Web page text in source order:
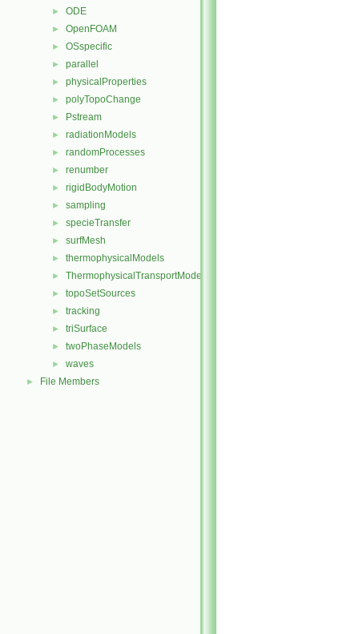
► ODE
► OpenFOAM
► OSspecific
► parallel
► physicalProperties
► polyTopoChange
► Pstream
► radiationModels
► randomProcesses
► renumber
► rigidBodyMotion
► sampling
► specieTransfer
► surfMesh
► thermophysicalModels
► ThermophysicalTransportModels
► topoSetSources
► tracking
► triSurface
► twoPhaseModels
► waves
► File Members